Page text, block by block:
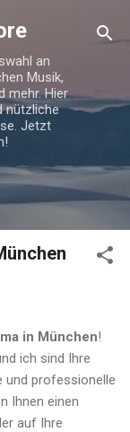
an
Musik,
mehr. Hier
nützliche
Jetzt
in München!
ich sind Ihre
und professionelle
Ihnen einen
auf Ihre